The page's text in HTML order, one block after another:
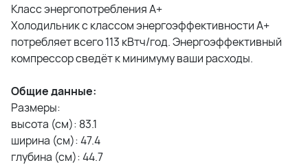
Класс энергопотребления А+
Холодильник с классом энергоэффективности А+
потребляет всего 113 кВтч/год. Энергоэффективный
компрессор сведёт к минимуму ваши расходы.
Общие данные:
Размеры:
высота (см): 83.1
ширина (см): 47.4
глубина (см): 44.7